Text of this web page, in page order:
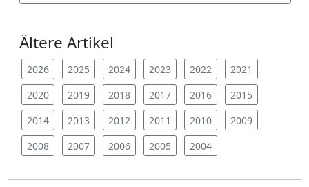
Ältere Artikel
2026 2025 2024 2023 2022
2021
2020
2019 2018 2017 2016
2015
2014
2013 2012 2011 2010
2009
2008
2007 2006 2005 2004